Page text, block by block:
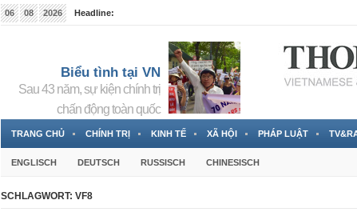
06 08 2026
Headline:
Biểu tình tại VN
Sau 43 năm, sự kiện chính trị
chấn động toàn quốc
TRANG CHỦ CHÍNH TRỊ KINH TẾ XÃ HỘI PHÁP LUẬT
ENGLISCH DEUTSCH RUSSISCH CHINESISCH
SCHLAGWORT: VF8